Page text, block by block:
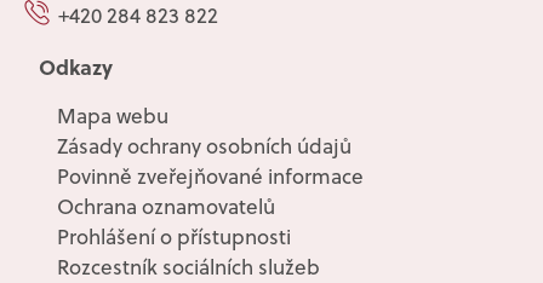
+420 284 823 822
Odkazy
Mapa webu
Zásady ochrany osobních údajů
Povinně zveřejňované informace
Ochrana oznamovatelů
Prohlášení o přístupnosti
Rozcestník sociálních služeb